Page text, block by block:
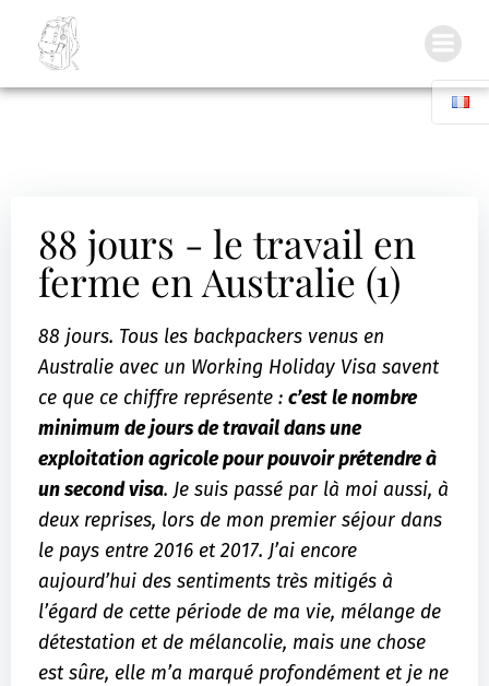
88 jours - le travail en
ferme en Australie (1)
88 jours. Tous les backpackers venus en
Australie avec un Working Holiday Visa savent
ce que ce chiffre représente : c’est le nombre
minimum de jours de travail dans une
exploitation agricole pour pouvoir prétendre à
un second visa. Je suis passé par là moi aussi, à
deux reprises, lors de mon premier séjour dans
le pays entre 2016 et 2017. J’ai encore
aujourd’hui des sentiments très mitigés à
l’égard de cette période de ma vie, mélange de
détestation et de mélancolie, mais une chose
est sûre, elle m’a marqué profondément et je ne